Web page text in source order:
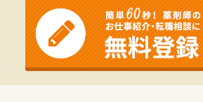
【募集背景と求める人物像について】
■今回は今後の店舗体制強化を見据え
のための前向きな増員募集となっており
■経験者はもちろんのこと、新卒や未経
方まで幅広く意欲のある方を歓迎します。
■ドクターや地域の患者様と良好な関係
ニケーションが取れる方を求めていま